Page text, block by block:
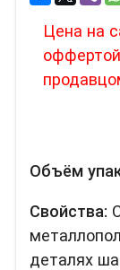
Цена на
Объём
Свойства:
деталях